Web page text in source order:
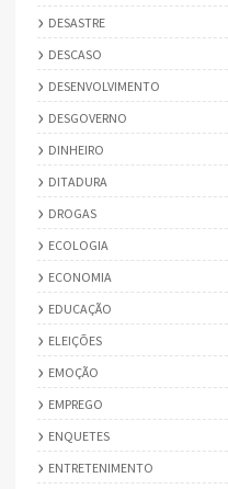
DESASTRE
DESCASO
DESENVOLVIMENTO
DESGOVERNO
DINHEIRO
DITADURA
DROGAS
ECOLOGIA
ECONOMIA
EDUCAÇÃO
ELEIÇÕES
EMOÇÃO
EMPREGO
ENQUETES
ENTRETENIMENTO